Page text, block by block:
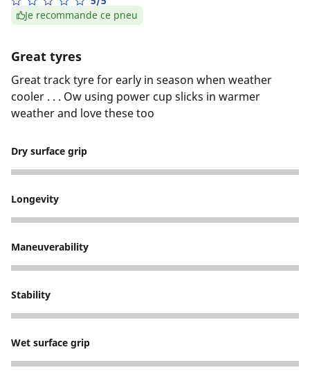
Je recommande ce pneu
Great tyres
Great track tyre for early in season when weather
cooler . . . Ow using power cup slicks in warmer
weather and love these too
Dry surface grip
5
Longevity
5
Maneuverability
5
Stability
5
Wet surface grip
5